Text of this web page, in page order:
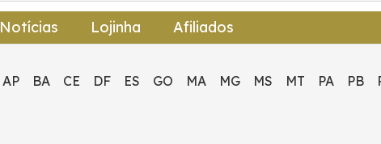
Notícias Lojinha Afiliados
AP BA CE DF ES GO MA MG MS MT PA PB